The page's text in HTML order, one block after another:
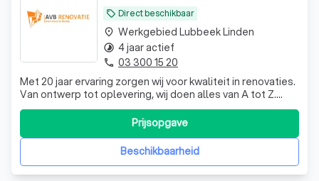
local_offer Direct beschikbaar
Met 20 jaar ervaring zorgen wij voor kwaliteit in renovaties.
Van ontwerp tot oplevering, wij doen alles van A tot Z.
Binnen de 48 uur na het bezoek ontvangt u een
gedetailleerde offerte.
Beschikbaarheid
Prijsopgave
place Werkgebied Lubbeek Linden
timelapse 4 jaar actief
phone 03 300 15 20